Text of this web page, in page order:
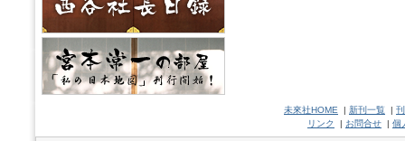
未來社HOME | 新刊一覧 |
リンク
| お問合せ | 個